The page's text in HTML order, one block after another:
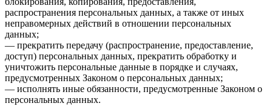
распространения персональных данных, а также от иных
неправомерных действий в отношении персональных
данных;
— прекратить передачу (распространение, предоставление,
доступ) персональных данных, прекратить обработку и
уничтожить персональные данные в порядке и случаях,
предусмотренных Законом о персональных данных;
— исполнять иные обязанности, предусмотренные Законом о
персональных данных.